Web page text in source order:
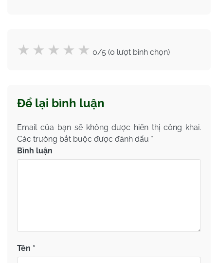
0/5 (0 lượt bình chọn)
Để lại bình luận
Email của bạn sẽ không được hiển thị công khai.
Các trường bắt buộc được đánh dấu *
Bình luận
Tên *